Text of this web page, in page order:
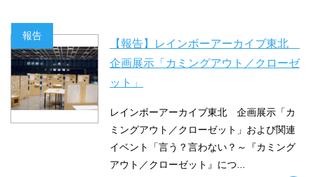
報告
【報告】レインボーアーカイブ東北
企画展示「カミングアウト／クローゼ
ット」
レインボーアーカイブ東北 企画展示「カ
ミングアウト／クローゼット」および関連
イベント「言う？言わない？～『カミング
アウト／クローゼット』につ...